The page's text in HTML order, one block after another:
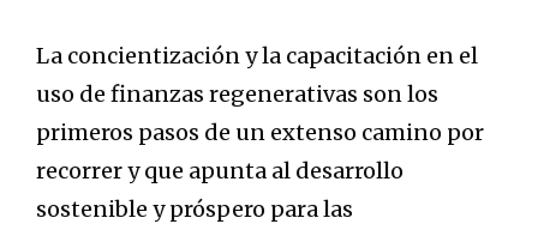
La concientización y la capacitación en el
uso de finanzas regenerativas son los
primeros pasos de un extenso camino por
recorrer y que apunta al desarrollo
sostenible y próspero para las